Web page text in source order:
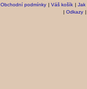
Obchodní podmínky | Váš košík | Jak
| Odkazy